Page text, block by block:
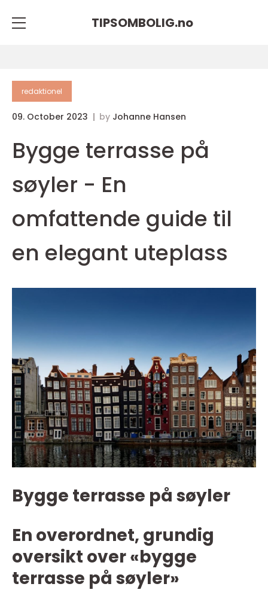
TIPSOMBOLIG.no
redaktionel
09. October 2023 by Johanne Hansen
Bygge terrasse på
søyler - En
omfattende guide til
en elegant uteplass
Bygge terrasse på søyler
En overordnet, grundig
oversikt over «bygge
terrasse på søyler»